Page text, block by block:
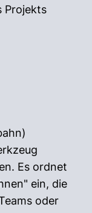
Projekts
Es ordnet
ein, die
oder